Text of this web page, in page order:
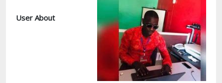
User About